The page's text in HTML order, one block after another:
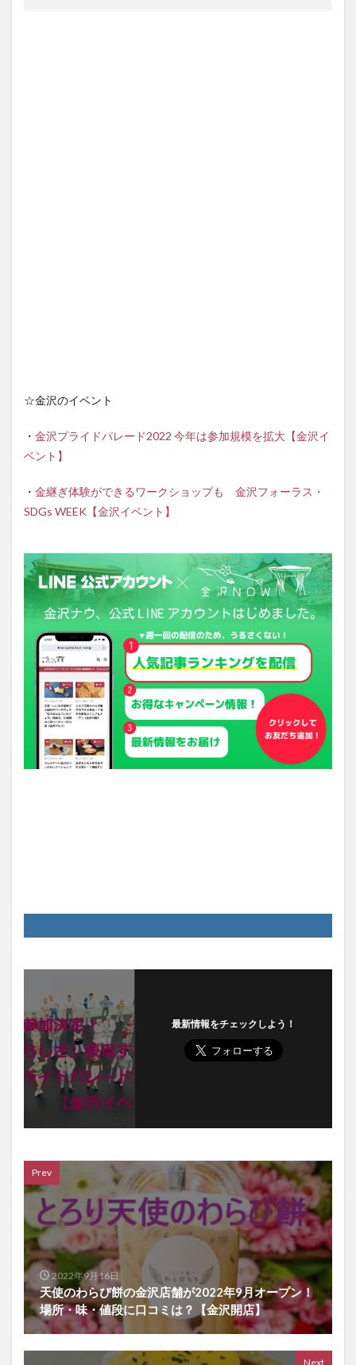
☆金沢のイベント
・ 金沢プライドパレード2022 今年は参加規模を拡大【金沢イ
ベント】
・ 金継ぎ体験ができるワークショップも 金沢フォーラス・
SDGs WEEK【金沢イベント】
最新情報をチェックしよう！
Prev
2022年9月16日
天使のわらび餅の金沢店舗が2022年9月オープン！
場所・味・値段に口コミは？【金沢開店】
Next